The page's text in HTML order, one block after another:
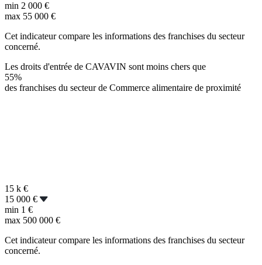
min 2 000 €
max 55 000 €
Cet indicateur compare les informations des franchises du secteur
concerné.
Les droits d'entrée de CAVAVIN sont moins chers que
55%
des franchises du secteur de Commerce alimentaire de proximité
15 k €
15 000 €
min 1 €
max 500 000 €
Cet indicateur compare les informations des franchises du secteur
concerné.